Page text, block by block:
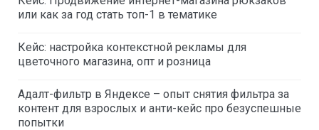
или как за год стать топ-1 в тематике
Кейс: настройка контекстной рекламы для
цветочного магазина, опт и розница
Адалт-фильтр в Яндексе – опыт снятия фильтра за
контент для взрослых и анти-кейс про безуспешные
попытки